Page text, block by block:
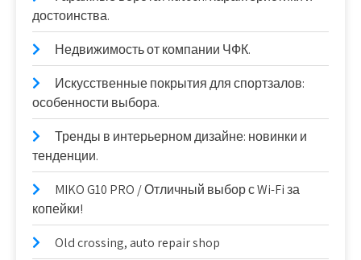
достоинства.
Недвижимость от компании ЧФК.
Искусственные покрытия для спортзалов:
особенности выбора.
Тренды в интерьерном дизайне: новинки и
тенденции.
MIKO G10 PRO / Отличный выбор с Wi-Fi за
копейки!
Old crossing, auto repair shop